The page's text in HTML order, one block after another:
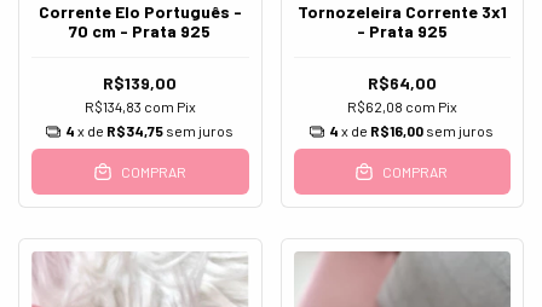
Corrente Elo Português -
70 cm - Prata 925
R$139,00
R$134,83 com Pix
4 x de R$34,75 sem juros
COMPRAR
Tornozeleira Corrente 3x1
- Prata 925
R$64,00
R$62,08 com Pix
4 x de R$16,00 sem juros
COMPRAR